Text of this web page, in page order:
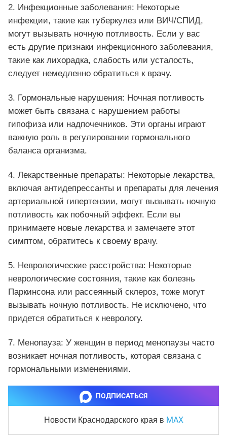
2. Инфекционные заболевания: Некоторые
инфекции, такие как туберкулез или ВИЧ/СПИД,
могут вызывать ночную потливость. Если у вас
есть другие признаки инфекционного заболевания,
такие как лихорадка, слабость или усталость,
следует немедленно обратиться к врачу.
3. Гормональные нарушения: Ночная потливость
может быть связана с нарушением работы
гипофиза или надпочечников. Эти органы играют
важную роль в регулировании гормонального
баланса организма.
4. Лекарственные препараты: Некоторые лекарства,
включая антидепрессанты и препараты для лечения
артериальной гипертензии, могут вызывать ночную
потливость как побочный эффект. Если вы
принимаете новые лекарства и замечаете этот
симптом, обратитесь к своему врачу.
5. Неврологические расстройства: Некоторые
неврологические состояния, такие как болезнь
Паркинсона или рассеянный склероз, тоже могут
вызывать ночную потливость. Не исключено, что
придется обратиться к неврологу.
7. Менопауза: У женщин в период менопаузы часто
возникает ночная потливость, которая связана с
гормональными изменениями.
ПОДПИСАТЬСЯ
Новости Краснодарского края в MAX